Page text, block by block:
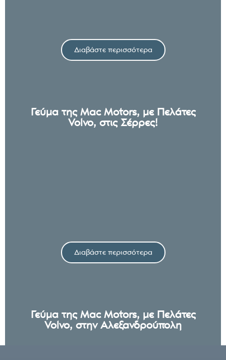
Γεύμα της Mac Motors, με Πελάτες
Volvo, στις Σέρρες!
Διαβάστε περισσότερα
Γεύμα της Mac Motors, με Πελάτες
Volvo, στην Αλεξανδρούπολη
Διαβάστε περισσότερα